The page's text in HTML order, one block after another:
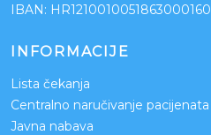
IBAN: HR1210010051863000160
INFORMACIJE
Lista čekanja
Centralno naručivanje pacijenata
Javna nabava